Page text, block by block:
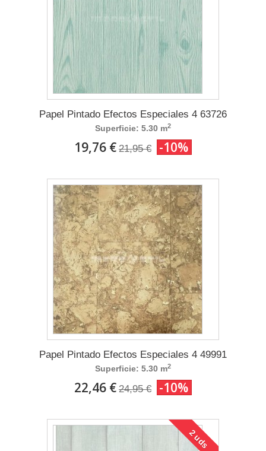
Papel Pintado Efectos Especiales 4 63726
Superficie: 5.30 m2
19,76 € 21,95 € -10%
Papel Pintado Efectos Especiales 4 49991
Superficie: 5.30 m2
22,46 € 24,95 € -10%
2 uds